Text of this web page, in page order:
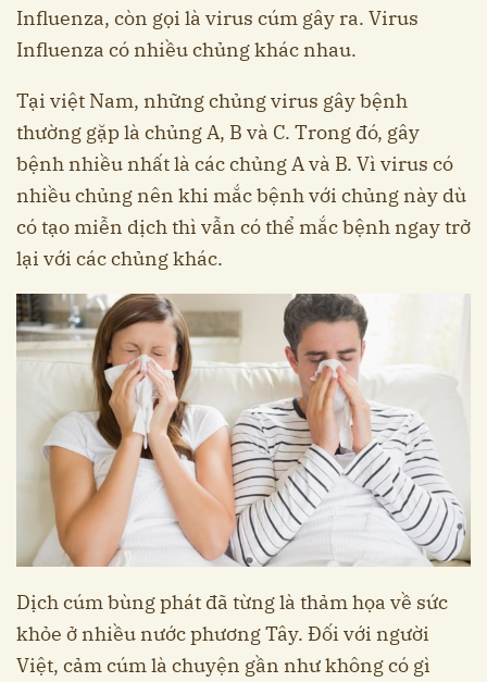
Influenza, còn gọi là virus cúm gây ra. Virus
Influenza có nhiều chủng khác nhau.
Tại việt Nam, những chủng virus gây bệnh
thường gặp là chủng A, B và C. Trong đó, gây
bệnh nhiều nhất là các chủng A và B. Vì virus có
nhiều chủng nên khi mắc bệnh với chủng này dù
có tạo miễn dịch thì vẫn có thể mắc bệnh ngay trở
lại với các chủng khác.
Dịch cúm bùng phát đã từng là thảm họa về sức
khỏe ở nhiều nước phương Tây. Đối với người
Việt, cảm cúm là chuyện gần như không có gì